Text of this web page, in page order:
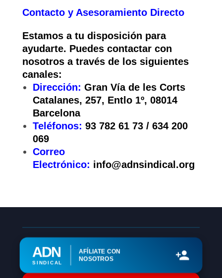
Contacto y Asesoramiento Directo
Estamos a tu disposición para
ayudarte. Puedes contactar con
nosotros a través de los siguientes
canales:
Dirección: Gran Vía de les Corts
Catalanes, 257, Entlo 1º, 08014
Barcelona
Teléfonos: 93 782 61 73 / 634 200
069
Correo
Electrónico: info@adnsindical.org
ADN
SINDICAL
AFÍLIATE CON
NOSOTROS